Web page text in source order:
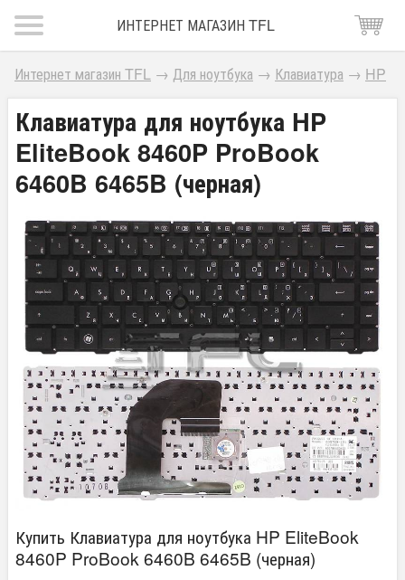
ИНТЕРНЕТ МАГАЗИН TFL
Интернет магазин TFL → Для ноутбука → Клавиатура → HP
Клавиатура для ноутбука HP
EliteBook 8460P ProBook
6460B 6465B (черная)
Купить Клавиатура для ноутбука HP EliteBook
8460P ProBook 6460B 6465B (черная)